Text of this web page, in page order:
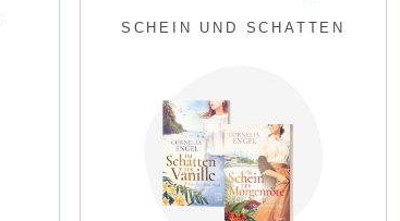
SCHEIN UND SCHATTEN